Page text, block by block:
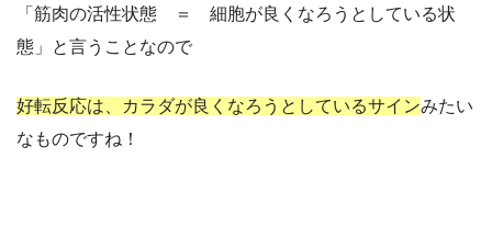
「筋肉の活性状態 ＝ 細胞が良くなろうとしている状
態」と言うことなので
好転反応は、カラダが良くなろうとしているサインみたい
なものですね！